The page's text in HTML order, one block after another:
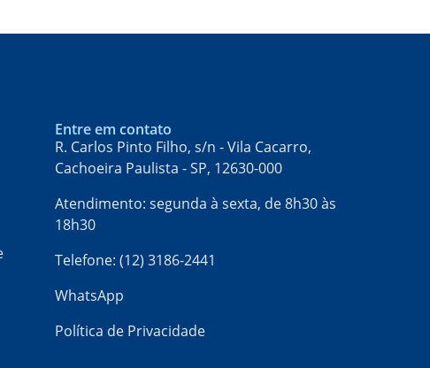
Entre em contato
R. Carlos Pinto Filho, s/n - Vila Cacarro,
Cachoeira Paulista - SP, 12630-000​
Atendimento: segunda à sexta, de 8h30 às
18h30
Telefone: (12) 3186-2441
WhatsApp
Política de Privacidade